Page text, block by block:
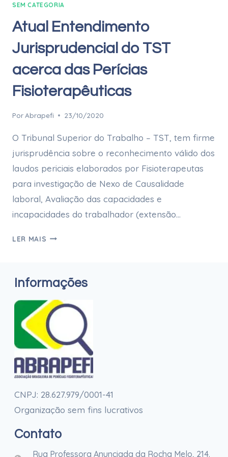
SEM CATEGORIA
Atual Entendimento
Jurisprudencial do TST
acerca das Perícias
Fisioterapêuticas
PorAbrapefi 23/10/2020
O Tribunal Superior do Trabalho – TST, tem firme
jurisprudência sobre o reconhecimento válido dos
laudos periciais elaborados por Fisioterapeutas
para investigação de Nexo de Causalidade
laboral, Avaliação das capacidades e
incapacidades do trabalhador (extensão…
LER MAIS
Informações
CNPJ: 28.627.979/0001-41
Organização sem fins lucrativos
Contato
Rua Professora Anunciada da Rocha Melo, 214.